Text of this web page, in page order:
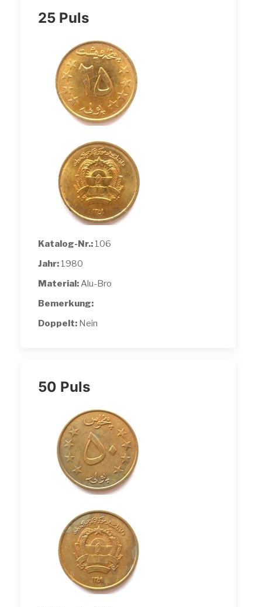
25 Puls
Katalog-Nr.: 106
Jahr: 1980
Material:Alu-Bro
Bemerkung:
Doppelt: Nein
50 Puls